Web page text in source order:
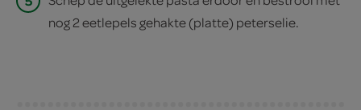
nog 2 eetlepels gehakte (platte) peterselie.